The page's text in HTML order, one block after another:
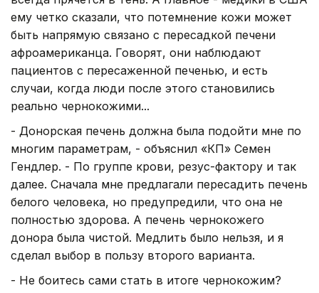
ему четко сказали, что потемнение кожи может
быть напрямую связано с пересадкой печени
афроамериканца. Говорят, они наблюдают
пациентов с пересаженной печенью, и есть
случаи, когда люди после этого становились
реально чернокожими...
- Донорская печень должна была подойти мне по
многим параметрам, - объяснил «КП» Семен
Гендлер. - По группе крови, резус-фактору и так
далее. Сначала мне предлагали пересадить печень
белого человека, но предупредили, что она не
полностью здорова. А печень чернокожего
донора была чистой. Медлить было нельзя, и я
сделал выбор в пользу второго варианта.
- Не боитесь сами стать в итоге чернокожим?